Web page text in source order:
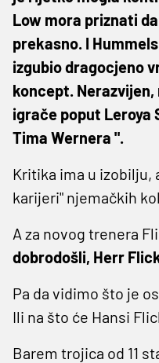
Low mora priznati
prekasno. I
izgubio dragocjeno
koncept.
igrače poput Leroya
Tima Wernera ".
Kritika ima u izobilju,
karijeri" njemačkih
A za novog trenera
dobrodošli, Herr
Pa da vidimo što je
Ili na što će Hansi
Barem trojica od 11